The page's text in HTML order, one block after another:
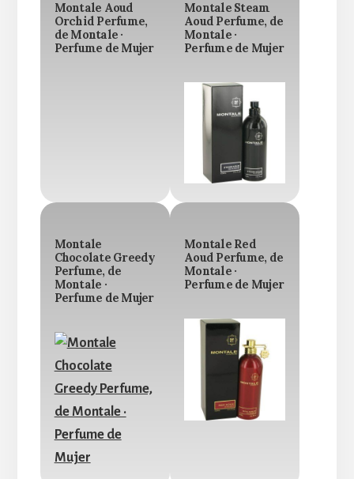
Montale Aoud
Orchid Perfume,
de Montale ·
Perfume de Mujer
Montale Steam
Aoud Perfume, de
Montale ·
Perfume de Mujer
Montale
Chocolate Greedy
Perfume, de
Montale ·
Perfume de Mujer
Montale Red
Aoud Perfume, de
Montale ·
Perfume de Mujer